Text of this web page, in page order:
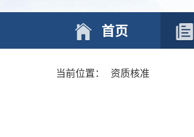
首页
当前位置： 资质核准